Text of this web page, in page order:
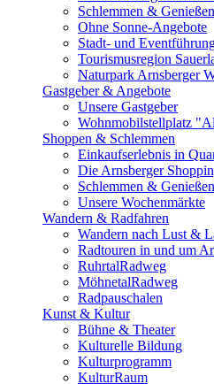
Schlemmen & Genießen
Ohne Sonne-Angebote
Stadt- und
Tourismusregion
Naturpark Arnsberger
Gastgeber & Angebote
Unsere Gastgeber
Wohnmobilstellplatz
Shoppen & Schlemmen
Einkaufserlebnis in
Die Arnsberger
Schlemmen & Genießen
Unsere Wochenmärkte
Wandern & Radfahren
Wandern nach Lust &
Radtouren in und um
RuhrtalRadweg
MöhnetalRadweg
Radpauschalen
Kunst & Kultur
Bühne & Theater
Kulturelle Bildung
Kulturprogramm
KulturRaum